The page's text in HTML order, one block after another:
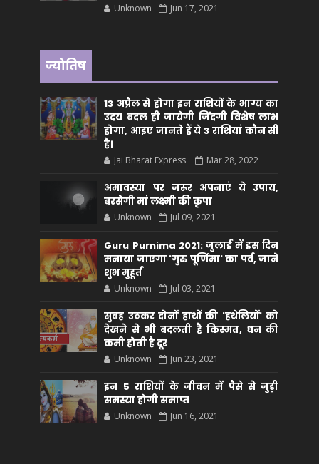
Unknown Jun 17, 2021
ज्योतिष
13 अप्रैल से होगा इन राशियों के भाग्य का
उदय बदल ही जायेगी जिंदगी विशेष लाभ
होगा, आइए जानते हैं ये 3 राशियां कौन सीं
है।
Jai Bharat Express Mar 28, 2022
अमावस्या पर जरूर अपनाएं ये उपाय,
बरसेगी मां लक्ष्मी की कृपा
Unknown Jul 09, 2021
Guru Purnima 2021: जुलाई में इस दिन
मनाया जाएगा 'गुरु पूर्णिमा' का पर्व, जानें
शुभ मुहूर्त
Unknown Jul 03, 2021
सुबह उठकर दोनों हाथों की 'हथेलियों' को
देखने से भी बदलती है किस्मत, धन की
कमी होती है दूर
Unknown Jun 23, 2021
इन 5 राशियों के जीवन में पैसे से जुड़ी
समस्या होगी समाप्त
Unknown Jun 16, 2021